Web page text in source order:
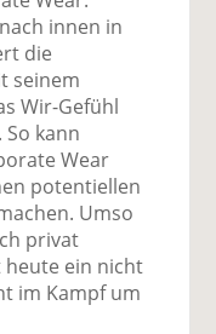
innen in
die
seinem
Wir-Gefühl
kann
Wear
potentiellen
Umso
privat
heute ein nicht
im Kampf um